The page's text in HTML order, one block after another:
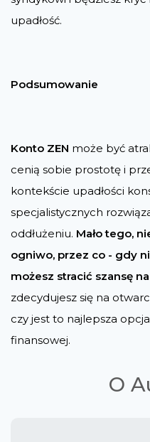
upadłość.
Podsumowanie
Konto ZEN może być
cenią sobie prostotę i
kontekście upadłości
specjalistycznych
oddłużeniu. Mało tego,
ogniwo, przez co - gdy
możesz stracić szansę
zdecydujesz się na
czy jest to najlepsza
finansowej.
O